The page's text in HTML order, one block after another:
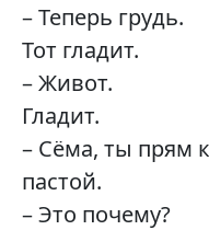
– Теперь грудь.
Тот гладит.
– Живот.
Гладит.
– Сёма, ты прям
пастой.
– Это почему?